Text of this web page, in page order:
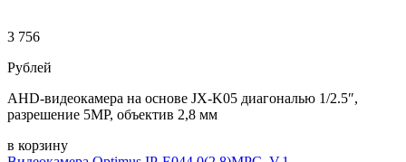
3 756
Рублей
AHD-видеокамера на основе JX-K05 диагональю 1/2.5″,
разрешение 5MP, объектив 2,8 мм
в корзину